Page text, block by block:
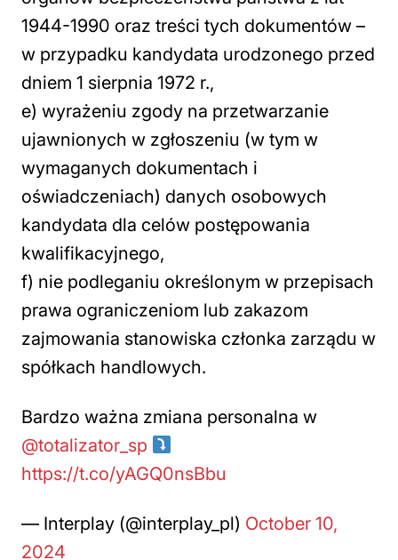
1944-1990 oraz treści tych dokumentów –
w przypadku kandydata urodzonego przed
dniem 1 sierpnia 1972 r.,
e) wyrażeniu zgody na przetwarzanie
ujawnionych w zgłoszeniu (w tym w
wymaganych dokumentach i
oświadczeniach) danych osobowych
kandydata dla celów postępowania
kwalifikacyjnego,
f) nie podleganiu określonym w przepisach
prawa ograniczeniom lub zakazom
zajmowania stanowiska członka zarządu w
spółkach handlowych.
Bardzo ważna zmiana personalna w
@totalizator_sp
https://t.co/yAGQ0nsBbu
— Interplay (@interplay_pl) October 10,
2024